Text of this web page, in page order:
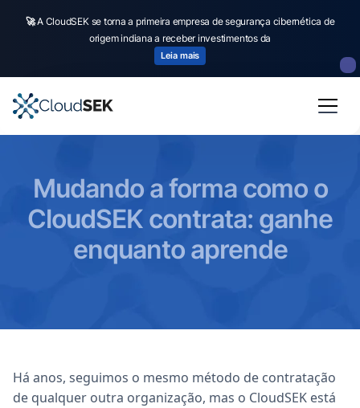
🚀A CloudSEK se torna a primeira empresa de segurança cibernética de
origem indiana a receber investimentos da
Leia mais
Mudando a forma como o
CloudSEK contrata: ganhe
enquanto aprende
Há anos, seguimos o mesmo método de contratação
de qualquer outra organização, mas o CloudSEK está